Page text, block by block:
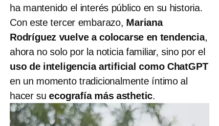
ha mantenido el interés público en su historia.
Con este tercer embarazo, Mariana
Rodríguez vuelve a colocarse en tendencia,
ahora no solo por la noticia familiar, sino por el
uso de inteligencia artificial como ChatGPT
en un momento tradicionalmente íntimo al
hacer suecografía más asthetic.